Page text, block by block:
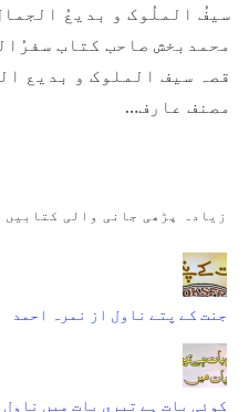
سیفُ الملُوک و بدیعُ
محمدبخش صاحب کتاب
قصہ سیف الملوک و بدیع
مصنف عارف…
زیادہ پڑھی جانی والی کتابیں
جنت کے پتے ناول از نمرہ احمد
کوئی بات ہے تیری بات میں